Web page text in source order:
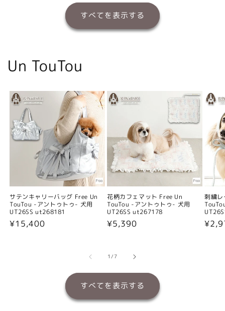
すべてを表示する
Un TouTou
サテンキャリーバッグ Free Un
TouTou -アントゥトゥ- 犬用
UT26SS ut268181
通
¥15,400
花柄カフェマット Free Un
TouTou -アントゥトゥ- 犬用
UT26SS ut267178
通
格
¥5,390
刺繍
通
1/の
7
すべてを表示する